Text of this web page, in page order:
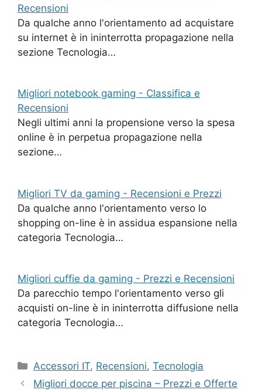
Recensioni
Da qualche anno l'orientamento ad acquistare
su internet è in ininterrotta propagazione nella
sezione Tecnologia…
Migliori notebook gaming - Classifica e
Recensioni
Negli ultimi anni la propensione verso la spesa
online è in perpetua propagazione nella
sezione…
Migliori TV da gaming - Recensioni e Prezzi
Da qualche anno l'orientamento verso lo
shopping on-line è in assidua espansione nella
categoria Tecnologia…
Migliori cuffie da gaming - Prezzi e Recensioni
Da parecchio tempo l'orientamento verso gli
acquisti on-line è in ininterrotta diffusione nella
categoria Tecnologia…
Categorie
Accessori IT, Recensioni,Tecnologia
Migliori docce per piscina – Prezzi e Offerte